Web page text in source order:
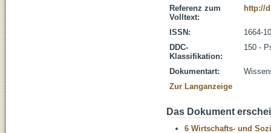
Referenz zum
Volltext:
http://
ISSN:
1664-
DDC-
Klassifikation:
150 -
Dokumentart:
Zur Langanzeige
Das Dokument
6 Wirtschafts- und